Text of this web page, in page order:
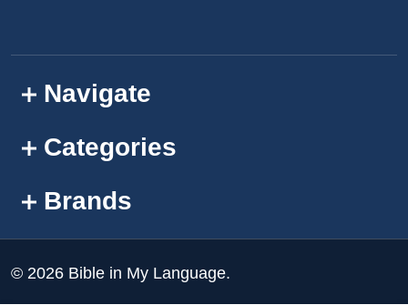
Navigate
Categories
Brands
© 2026 Bible in My Language.